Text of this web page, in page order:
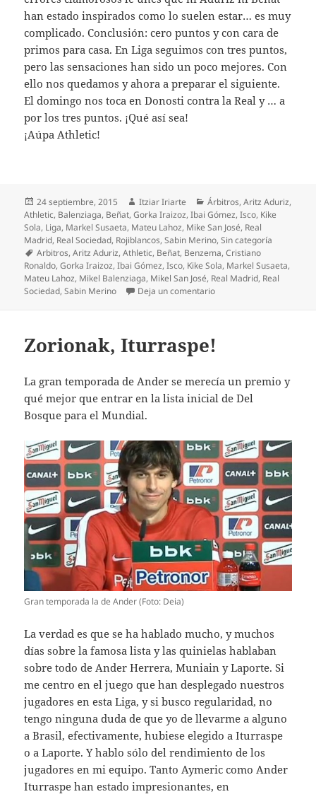
han estado inspirados como lo suelen estar… es muy
complicado. Conclusión: cero puntos y con cara de
primos para casa. En Liga seguimos con tres puntos,
pero las sensaciones han sido un poco mejores. Con
ello nos quedamos y ahora a preparar el siguiente.
El domingo nos toca en Donosti contra la Real y … a
por los tres puntos. ¡Qué así sea!
¡Aúpa Athletic!
Publicado
el
24 septiembre, 2015 Autor
Itziar Iriarte Categorías
Árbitros,Aritz Aduriz,
Athletic, Balenziaga, Beñat,Gorka Iraizoz,Ibai Gómez,Isco, Kike
Sola, Liga, Markel Susaeta, Mateu Lahoz, Mike San José, Real
Madrid, Real Sociedad, Rojiblancos,Sabin Merino,Sin categoría
Etiquetas
Arbitros,Aritz Aduriz,Athletic, Beñat, Benzema,Cristiano
Ronaldo,Gorka Iraizoz,Ibai Gómez,Isco, Kike Sola, Markel Susaeta,
Mateu Lahoz, Mikel Balenziaga, Mikel San José, Real Madrid, Real
Sociedad,Sabin Merino Deja un comentarioen Regalos a pares al
Zorionak, Iturraspe!
La gran temporada de Ander se merecía un premio y
qué mejor que entrar en la lista inicial de Del
Bosque para el Mundial.
Gran temporada la de Ander (Foto: Deia)
La verdad es que se ha hablado mucho, y muchos
días sobre la famosa lista y las quinielas hablaban
sobre todo de Ander Herrera, Muniain y Laporte. Si
me centro en el juego que han desplegado nuestros
jugadores en esta Liga, y si busco regularidad, no
tengo ninguna duda de que yo de llevarme a alguno
a Brasil, efectivamente, hubiese elegido a Iturraspe
o a Laporte. Y hablo sólo del rendimiento de los
jugadores en mi equipo. Tanto Aymeric como Ander
Iturraspe han estado impresionantes, en